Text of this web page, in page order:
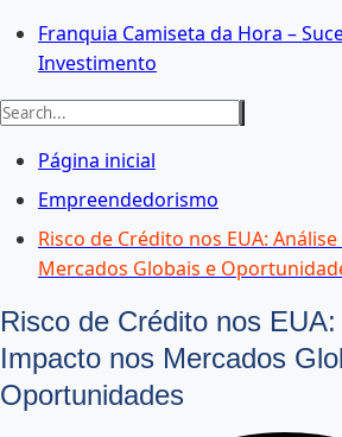
Franquia Camiseta da Hora –
Investimento
Página inicial
Empreendedorismo
Risco de Crédito nos EUA:
Mercados Globais e
Risco de Crédito nos
Impacto nos Mercados
Oportunidades